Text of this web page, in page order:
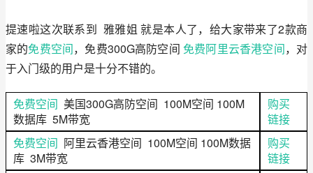
提速啦这次联系到  雅雅姐 就是本人了，给大家带来了2款商
家的免费空间，免费300G高防空间 免费阿里云香港空间，对
于入门级的用户是十分不错的。
免费空间 美国300G高防空间 100M空间 100M
数据库 5M带宽
购买
链接
免费空间 阿里云香港空间 100M空间 100M数据
库 3M带宽
购买
链接